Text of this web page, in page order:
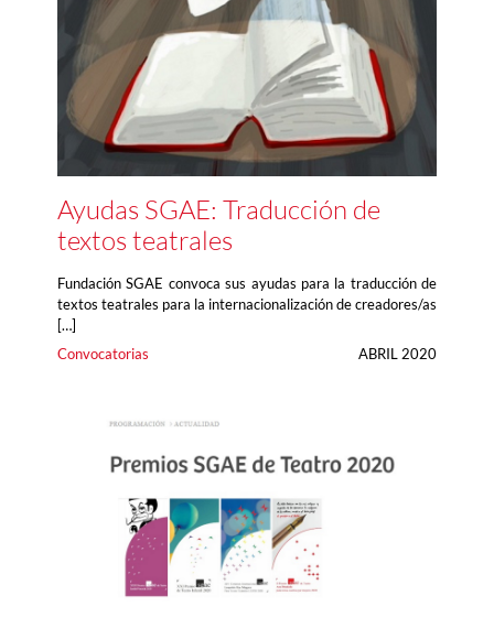
Ayudas SGAE: Traducción de
textos teatrales
Fundación SGAE convoca sus ayudas para la traducción de
textos teatrales para la internacionalización de creadores/as
[…]
Convocatorias
ABRIL 2020